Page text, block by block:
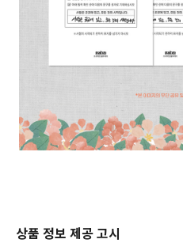
상품 정보 제공 고시